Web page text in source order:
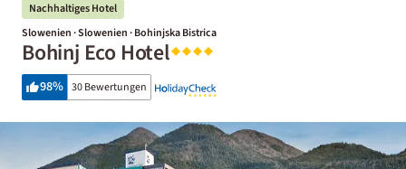
Nachhaltiges Hotel
Slowenien · Slowenien · Bohinjska Bistrica
Bohinj Eco Hotel
98% 30 Bewertungen